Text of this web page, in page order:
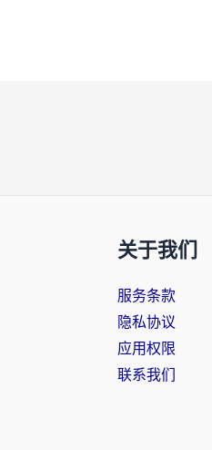
关于我们
服务条款
隐私协议
应用权限
联系我们